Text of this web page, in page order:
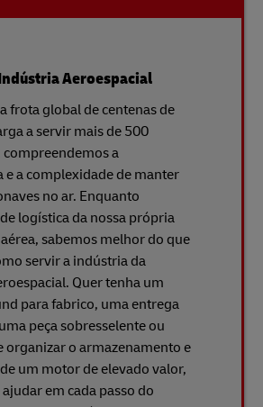
Aeroespacial
frota global de centenas de
a servir mais de 500
a
e a complexidade de manter
no ar. Enquanto
logística da nossa própria
sabemos melhor do que
servir a indústria da
Quer tenha um
para fabrico, uma entrega
peça sobresselente ou
organizar o armazenamento e
um motor de elevado valor,
em cada passo do